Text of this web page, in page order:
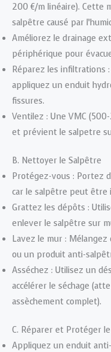
200 €/m linéaire). Cette
salpêtre causé par
Améliorez le drainage
périphérique pour
Réparez les infiltrations
appliquez un enduit
fissures.
Ventilez : Une VMC
et prévient le salpetre
B. Nettoyer le Salpêtre
Protégez-vous : Portez
car le salpêtre peut être
Grattez les dépôts :
enlever le salpêtre sur
Lavez le mur : Mélangez
ou un produit anti-
Asséchez : Utilisez un
accélérer le séchage
assèchement complet).
C. Réparer et Protéger
Appliquez un enduit